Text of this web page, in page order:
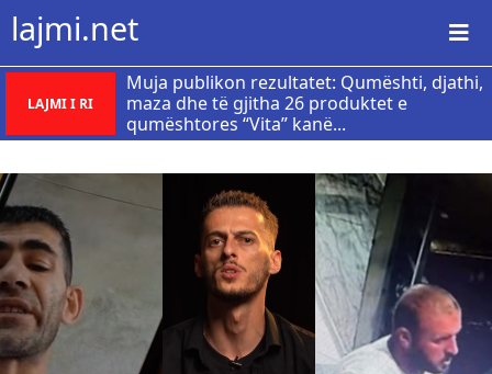
lajmi.net
LAJMI I RI
Muja publikon rezultatet: Qumështi, djathi,
maza dhe të gjitha 26 produktet e
qumështores “Vita” kanë...